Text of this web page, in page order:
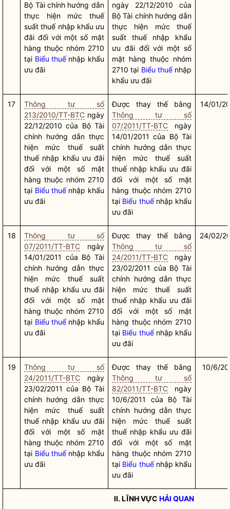
Bộ Tài chính hướng dẫn
thực hiện mức thuế
suất thuế nhập khẩu ưu
đãi đối với một số mặt
hàng thuộc nhóm 2710
tại Biểu thuếnhập khẩu
ưu đãi
ngày 22/12/2010 của
Bộ Tài chính hướng dẫn
thực hiện mức thuế
suất thuế nhập khẩu
ưu đãi đối với một số
mặt hàng thuộc nhóm
2710 tại Biểu thuếnhập
khẩu ưu đãi
17
Thông tư số
213/2010/TT-BTC ngày
22/12/2010 của Bộ Tài
chính hướng dẫn thực
hiện mức thuế suất
thuế nhập khẩu ưu đãi
đối với một số mặt
hàng thuộc nhóm 2710
tại Biểu thuếnhập khẩu
ưu đãi
Được thay thế bằng
Thông tư số
07/2011/TT-BTC ngày
14/01/2011 của Bộ Tài
chính hướng dẫn thực
hiện mức thuế suất
thuế nhập khẩu ưu đãi
đối với một số mặt
hàng thuộc nhóm 2710
tại Biểu thuếnhập khẩu
ưu đãi
14/01/
18
Thông tư số
07/2011/TT-BTC ngày
14/01/2011 của Bộ Tài
chính hướng dẫn thực
hiện mức thuế suất
thuế nhập khẩu ưu đãi
đối với một số mặt
hàng thuộc nhóm 2710
tại Biểu thuếnhập khẩu
ưu đãi
Được thay thế bằng
Thông tư số
24/2011/TT-BTC ngày
23/02/2011 của Bộ Tài
chính hướng dẫn thực
hiện mức thuế suất
thuế nhập khẩu ưu đãi
đối với một số mặt
hàng thuộc nhóm 2710
tại Biểu thuếnhập khẩu
ưu đãi
24/02/
19
Thông tư số
24/2011/TT-BTC ngày
23/02/2011 của Bộ Tài
chính hướng dẫn thực
hiện mức thuế suất
thuế nhập khẩu ưu đãi
đối với một số mặt
hàng thuộc nhóm 2710
tại Biểu thuếnhập khẩu
ưu đãi
Được thay thế bằng
Thông tư số
82/2011/TT-BTC ngày
10/6/2011 của Bộ Tài
chính hướng dẫn thực
hiện mức thuế suất
thuế nhập khẩu ưu đãi
đối với một số mặt
hàng thuộc nhóm 2710
tại Biểu thuếnhập khẩu
ưu đãi
10/6/
II. LĨNH VỰC HẢI QUAN